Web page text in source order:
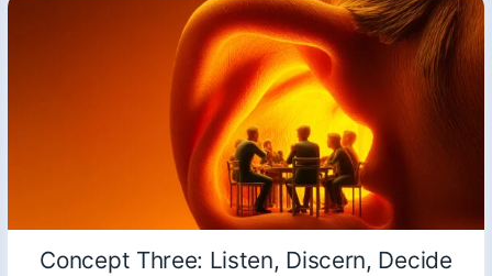
Concept Three: Listen, Discern, Decide